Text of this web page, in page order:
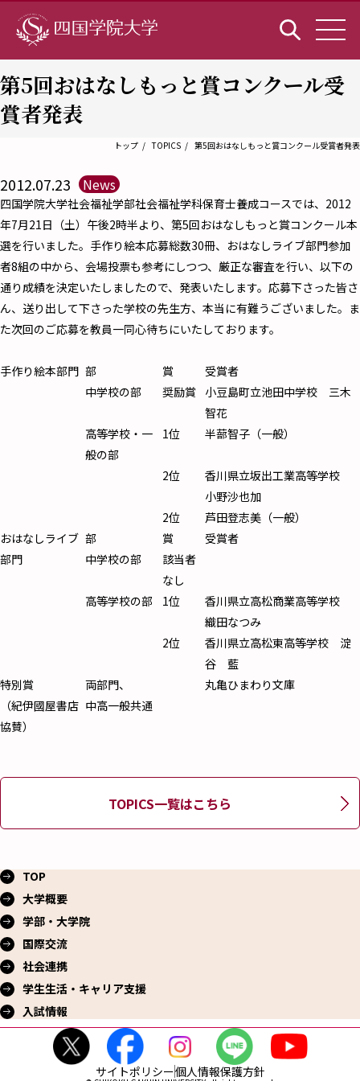
第5回おはなしもっと賞コンクール受
賞者発表
トップ TOPICS 第5回おはなしもっと賞コンクール受賞者発表
2012.07.23 News
四国学院大学社会福祉学部社会福祉学科保育士養成コースでは、2012
年7月21日（土）午後2時半より、第5回おはなしもっと賞コンクール本
選を行いました。手作り絵本応募総数30冊、おはなしライブ部門参加
者8組の中から、会場投票も参考にしつつ、厳正な審査を行い、以下の
通り成績を決定いたしましたので、発表いたします。応募下さった皆さ
ん、送り出して下さった学校の先生方、本当に有難うございました。ま
た次回のご応募を教員一同心待ちにいたしております。
手作り絵本部門 部 賞
受賞者
中学校の部
奨励賞 小豆島町立池田中学校 三木
智花
高等学校・一
般の部
1位 半蔀智子（一般）
2位
香川県立坂出工業高等学校
小野沙也加
2位
芦田登志美（一般）
おはなしライブ
部門
部 賞
受賞者
中学校の部
該当者
なし
高等学校の部
1位
香川県立高松商業高等学校
織田なつみ
2位 香川県立高松東高等学校 淀
谷 藍
特別賞
（紀伊國屋書店
協賛）
両部門、
中高一般共通
丸亀ひまわり文庫
TOPICS一覧はこちら
TOP
大学概要
学部・大学院
国際交流
社会連携
学生生活・ キャリア支援
入試情報
サイトポリシー個人情報保護方針